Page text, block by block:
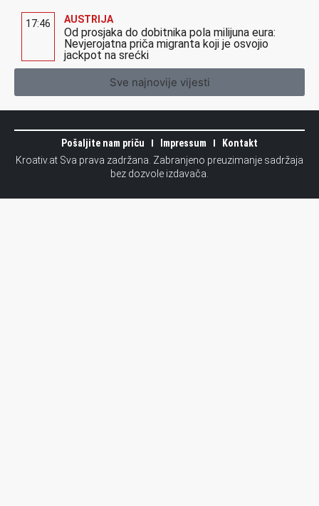
17:46 AUSTRIJA
Od prosjaka do dobitnika pola milijuna eura:
Nevjerojatna priča migranta koji je osvojio
jackpot na srećki
Sve najnovije vijesti
Pošaljite nam priču Impressum
Kontakt
Kroativ.at Sva prava zadržana. Zabranjeno preuzimanje sadržaja
bez dozvole izdavača.